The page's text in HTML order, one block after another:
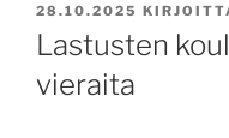
JULKAISTU
28.10.2025
Lastusten
vieraita